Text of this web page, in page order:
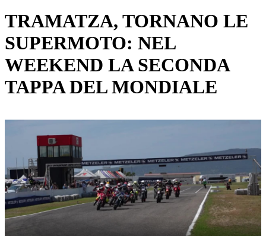
TRAMATZA, TORNANO LE
SUPERMOTO: NEL
WEEKEND LA SECONDA
TAPPA DEL MONDIALE